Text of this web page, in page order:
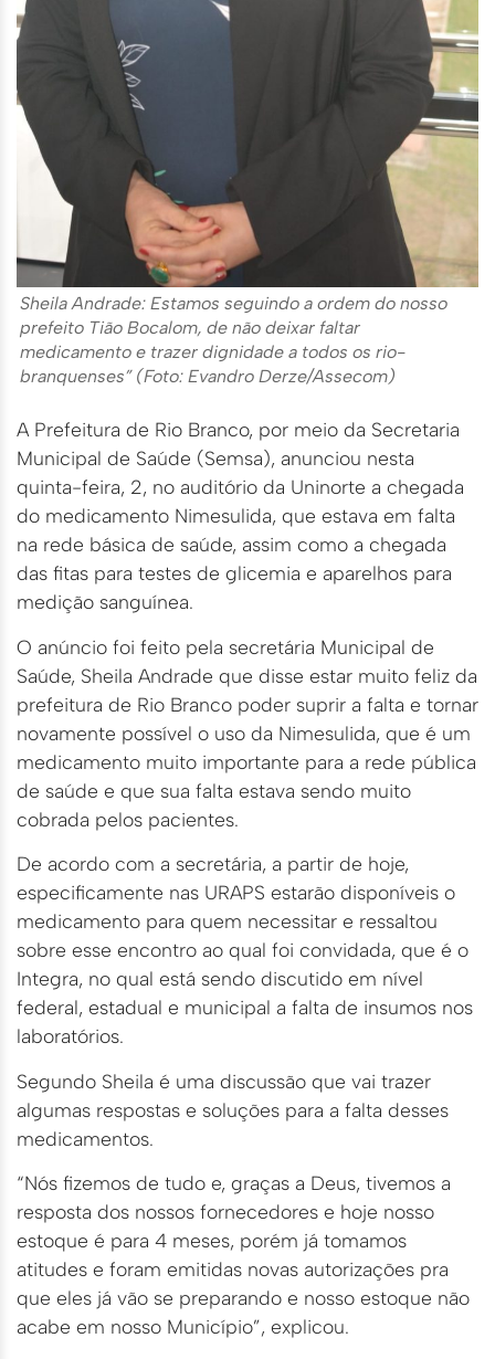
Sheila Andrade: Estamos seguindo a ordem do nosso
prefeito Tião Bocalom, de não deixar faltar
medicamento e trazer dignidade a todos os rio-
branquenses” (Foto: Evandro Derze/Assecom)
A Prefeitura de Rio Branco, por meio da Secretaria
Municipal de Saúde (Semsa), anunciou nesta
quinta-feira, 2, no auditório da Uninorte a chegada
do medicamento Nimesulida, que estava em falta
na rede básica de saúde, assim como a chegada
das fitas para testes de glicemia e aparelhos para
medição sanguínea.
O anúncio foi feito pela secretária Municipal de
Saúde, Sheila Andrade que disse estar muito feliz da
prefeitura de Rio Branco poder suprir a falta e tornar
novamente possível o uso da Nimesulida, que é um
medicamento muito importante para a rede pública
de saúde e que sua falta estava sendo muito
cobrada pelos pacientes.
De acordo com a secretária, a partir de hoje,
especificamente nas URAPS estarão disponíveis o
medicamento para quem necessitar e ressaltou
sobre esse encontro ao qual foi convidada, que é o
Integra, no qual está sendo discutido em nível
federal, estadual e municipal a falta de insumos nos
laboratórios.
Segundo Sheila é uma discussão que vai trazer
algumas respostas e soluções para a falta desses
medicamentos.
“Nós fizemos de tudo e, graças a Deus, tivemos a
resposta dos nossos fornecedores e hoje nosso
estoque é para 4 meses, porém já tomamos
atitudes e foram emitidas novas autorizações pra
que eles já vão se preparando e nosso estoque não
acabe em nosso Município”, explicou.